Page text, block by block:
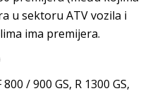
u sektoru ATV vozila i
ima premijera.
/ 900 GS, R 1300 GS,